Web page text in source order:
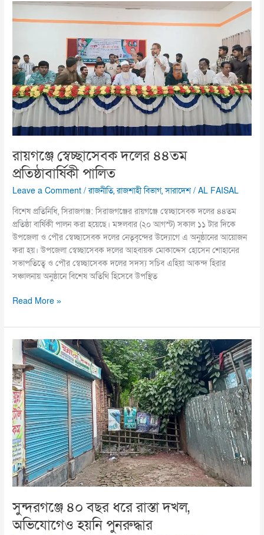
রায়গঞ্জে স্বেচ্ছাসেবক দলের ৪৪তম
প্রতিষ্ঠাবার্ষিকী পালিত
Leave a Comment /রাজনীতি,রাজশাহী বিভাগ,সারাদেশ /AL FAISAL
বিশেষ প্রতিনিধি, সিরাজগঞ্জ: সিরাজগঞ্জের রায়গঞ্জে স্বেচ্ছাসেবক দলের ৪৪তম
প্রতিষ্ঠা বার্ষিকী পালন করা হয়েছে। মঙ্গলবার (২০ আগস্ট) সকাল ১১ টার দিকে
উপজেলা ও পৌর স্বেচ্ছাসেবক দলের নেতৃবৃন্দের উদ্যোগে এ অনুষ্ঠানের আয়োজন
করা হয়। উপজেলা স্বেচ্ছাসেবক দলের আহবায়ক মোকাদ্দেস হোসেন শোহানের
সভাপতিত্বে ও পৌর স্বেচ্ছাসেবক দলের সদস্য সচিব এহিয়া আকন্দ হিরার
সঞ্চালনায় অনুষ্ঠানে বিশেষ অতিথি হিসেবে উপস্থিত
রায়গঞ্জে
স্বেচ্ছাসেবক
প্রতিষ্ঠাবার্ষিকী
পালিত
Read More »
সুন্দরগঞ্জে ৪০ বছর ধরে রাস্তা দখল,
অভিযোগেও হয়নি পুনরুদ্ধার
সুন্দরগঞ্জে
৪০
বছর
ধরে
রাস্তা
দখল,
অভিযোগেও
হয়নি
পুনরুদ্ধার